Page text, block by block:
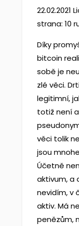
22.02.2021
strana: 10
Díky
bitcoin
sobě je
zlé věci.
legitimní,
totiž není
věci tolik
jsou
Účetně
aktivum, a
nevidím, v
aktiv. Má
penězům,